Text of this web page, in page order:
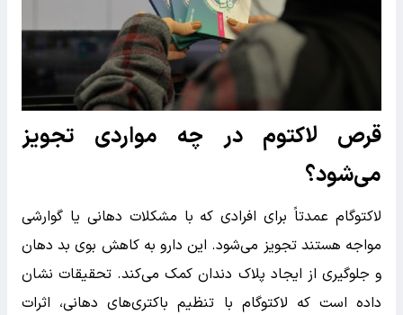
قرص لاکتوم در چه مواردی تجویز
می‌شود؟
لاکتوگام عمدتاً برای افرادی که با مشکلات دهانی یا گوارشی
مواجه هستند تجویز می‌شود. این دارو به کاهش بوی بد دهان
و جلوگیری از ایجاد پلاک دندان کمک می‌کند. تحقیقات نشان
داده است که لاکتوگام با تنظیم باکتری‌های دهانی، اثرات